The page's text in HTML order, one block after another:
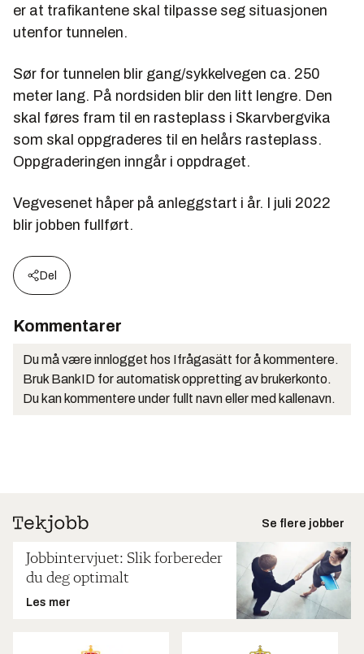
er at trafikantene skal tilpasse seg situasjonen
utenfor tunnelen.
Sør for tunnelen blir gang/sykkelvegen ca. 250
meter lang. På nordsiden blir den litt lengre. Den
skal føres fram til en rasteplass i Skarvbergvika
som skal oppgraderes til en helårs rasteplass.
Oppgraderingen inngår i oppdraget.
Vegvesenet håper på anleggstart i år. I juli 2022
blir jobben fullført.
Del
Kommentarer
Du må være innlogget hos Ifrågasätt for å kommentere.
Bruk BankID for automatisk oppretting av brukerkonto.
Du kan kommentere under fullt navn eller med kallenavn.
Se flere jobber
Jobbintervjuet: Slik forbereder
du deg optimalt
Les mer